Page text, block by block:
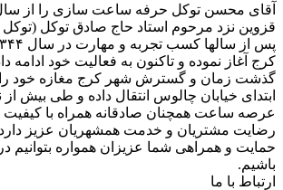
قزوین نزد مرحوم استاد حاج صادق توکل
کرج آغاز نموده و تاکنون به فعالیت خود ادامه
گذشت زمان و گسترش شهر کرج مغازه خود را
ابتدای خیابان چالوس انتقال داده و طی بیش از
عرصه ساعت همچنان صادقانه همراه با کیفیت
رضایت مشتریان و خدمت همشهریان عزیز
حمایت و همراهی شما عزیزان همواره بتوانیم
باشیم.
ارتباط با ما